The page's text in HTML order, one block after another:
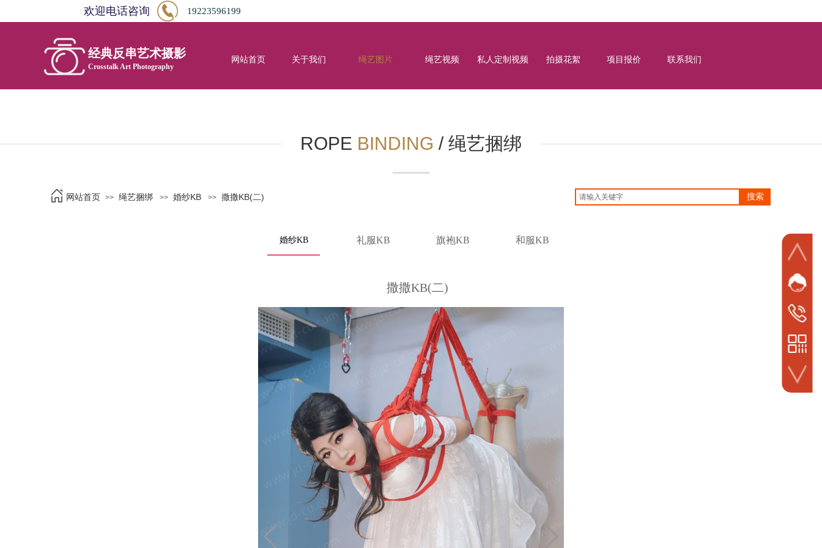
19223596199
欢迎电话咨询
网站首页 关于我们 绳艺图片 绳艺视频 私人定制视频 拍摄花絮 项目报价 联系我们
经典反串艺术摄影
Crosstalk Art Photography
ROPE BINDING /绳艺捆绑
网站首页 >> 绳艺捆绑 >> 婚纱KB >> 撒撒KB(二) 搜索
婚纱KB 礼服KB 旗袍KB 和服KB
撒撒KB(二) 网站客
手机号码